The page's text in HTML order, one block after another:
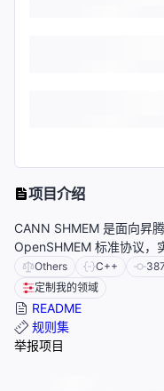
项目介绍
CANN SHMEM 是面向昇
OpenSHMEM 标准协议，
Others C++ 387
定制我的领域
README
规则集
举报项目